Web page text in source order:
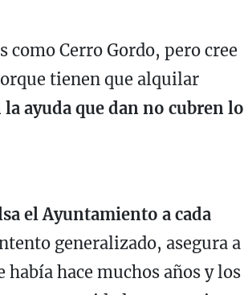
como Cerro Gordo, pero cree
tienen que alquilar
la ayuda que dan no cubren lo
el Ayuntamiento a cada
generalizado, asegura a
hace muchos años y los